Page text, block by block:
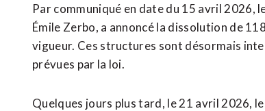
Par communiqué en date du 15 avril
Émile Zerbo, a annoncé la dissolution de
vigueur. Ces structures sont désormais
prévues par la loi.
Quelques jours plus tard, le 21 avril 2026,